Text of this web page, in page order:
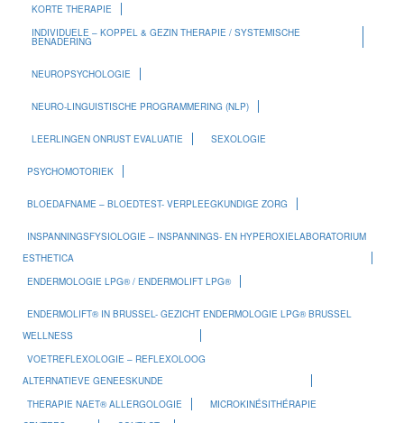
KORTE THERAPIE
INDIVIDUELE – KOPPEL & GEZIN THERAPIE / SYSTEMISCHE
BENADERING
NEUROPSYCHOLOGIE
NEURO-LINGUISTISCHE PROGRAMMERING (NLP)
LEERLINGEN ONRUST EVALUATIE SEXOLOGIE
PSYCHOMOTORIEK
BLOEDAFNAME – BLOEDTEST- VERPLEEGKUNDIGE ZORG
INSPANNINGSFYSIOLOGIE – INSPANNINGS- EN HYPEROXIELABORATORIUM
ESTHETICA
ENDERMOLOGIE LPG® / ENDERMOLIFT LPG®
ENDERMOLIFT® IN BRUSSEL- GEZICHT ENDERMOLOGIE LPG® BRUSSEL
WELLNESS
VOETREFLEXOLOGIE – REFLEXOLOOG
ALTERNATIEVE GENEESKUNDE
THERAPIE NAET® ALLERGOLOGIE
MICROKINÉSITHÉRAPIE